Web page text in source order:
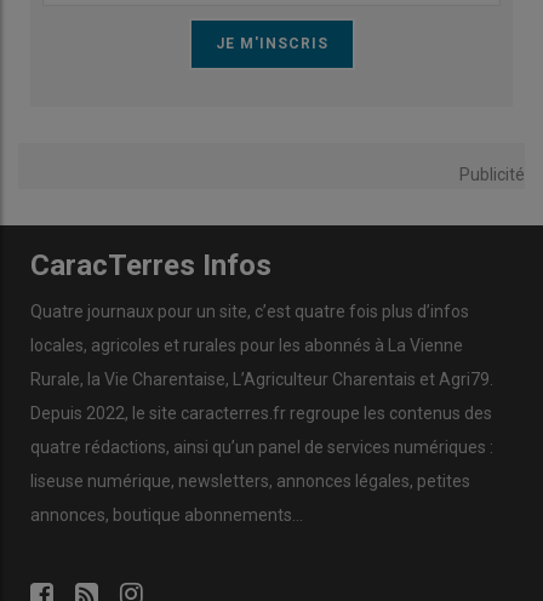
Publicité
CaracTerres Infos
Quatre journaux pour un site, c’est quatre fois plus d’infos
locales, agricoles et rurales pour les abonnés à La Vienne
Rurale, la Vie Charentaise, L’Agriculteur Charentais et Agri79.
Depuis 2022, le site caracterres.fr regroupe les contenus des
quatre rédactions, ainsi qu’un panel de services numériques :
liseuse numérique, newsletters, annonces légales, petites
annonces, boutique abonnements…